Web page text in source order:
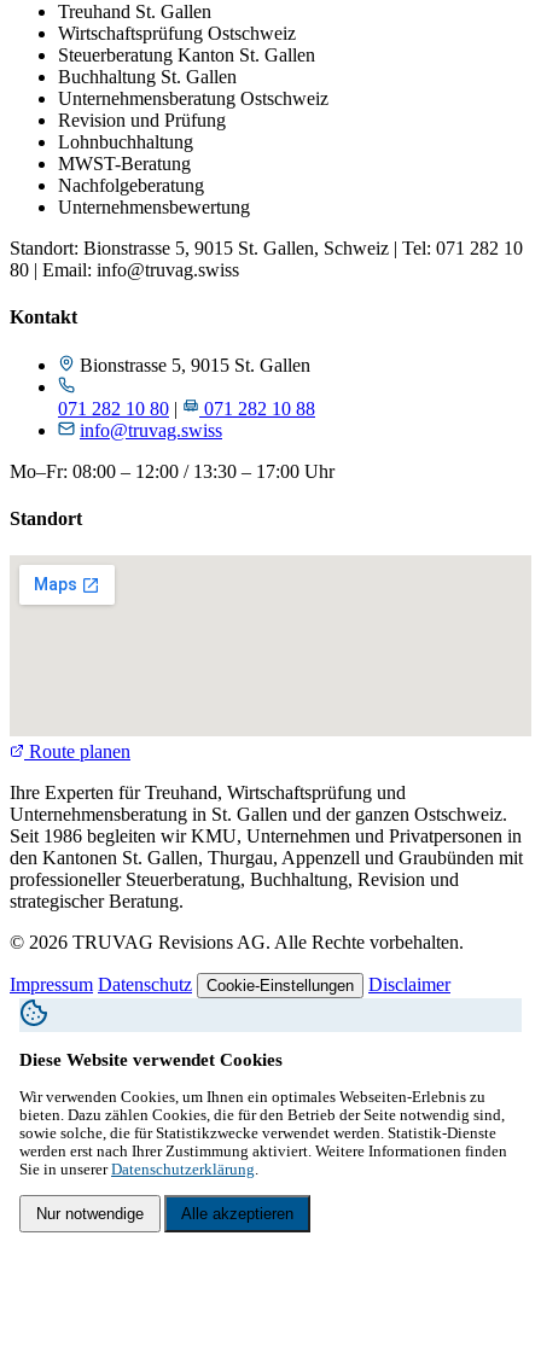
Treuhand St. Gallen
Wirtschaftsprüfung Ostschweiz
Steuerberatung Kanton St. Gallen
Buchhaltung St. Gallen
Unternehmensberatung Ostschweiz
Revision und Prüfung
Lohnbuchhaltung
MWST-Beratung
Nachfolgeberatung
Unternehmensbewertung
Standort: Bionstrasse 5, 9015 St. Gallen, Schweiz | Tel: 071 282 10
80 | Email: info@truvag.swiss
Kontakt
Bionstrasse 5, 9015 St. Gallen
071 282 10 80 |
071 282 10 88
info@truvag.swiss
Mo–Fr: 08:00 – 12:00 / 13:30 – 17:00 Uhr
Standort
Route planen
Ihre Experten für Treuhand, Wirtschaftsprüfung und
Unternehmensberatung in St. Gallen und der ganzen Ostschweiz.
Seit 1986 begleiten wir KMU, Unternehmen und Privatpersonen in
den Kantonen St. Gallen, Thurgau, Appenzell und Graubünden mit
professioneller Steuerberatung, Buchhaltung, Revision und
strategischer Beratung.
© 2026 TRUVAG Revisions AG. Alle Rechte vorbehalten.
Impressum Datenschutz Cookie-Einstellungen Disclaimer
Diese Website verwendet Cookies
Wir verwenden Cookies, um Ihnen ein optimales Webseiten-Erlebnis zu
bieten. Dazu zählen Cookies, die für den Betrieb der Seite notwendig sind,
sowie solche, die für Statistikzwecke verwendet werden. Statistik-Dienste
werden erst nach Ihrer Zustimmung aktiviert. Weitere Informationen finden
Sie in unsererDatenschutzerklärung.
Nur notwendige Alle akzeptieren